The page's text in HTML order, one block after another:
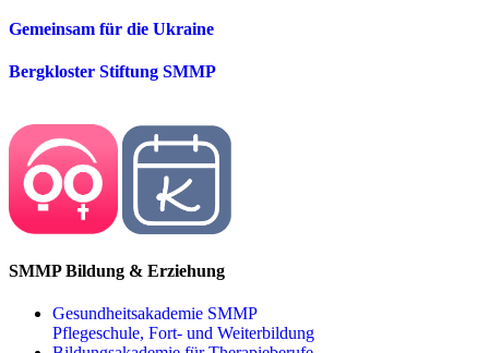
Gemeinsam für die Ukraine
Bergkloster Stiftung SMMP
SMMP Bildung & Erziehung
Gesundheitsakademie SMMP
Pflegeschule, Fort- und Weiterbildung